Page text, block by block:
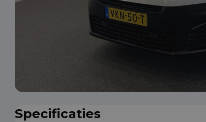
Specificaties